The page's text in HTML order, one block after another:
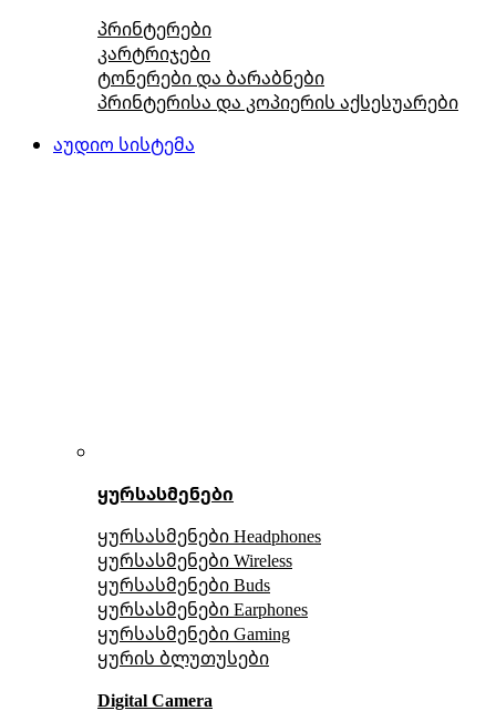
პრინტერები
კარტრიჯები
ტონერები და ბარაბნები
პრინტერისა და კოპიერის აქსესუარები
აუდიო სისტემა
ყურსასმენები
ყურსასმენები Headphones
ყურსასმენები Wireless
ყურსასმენები Buds
ყურსასმენები Earphones
ყურსასმენები Gaming
ყურის ბლუთუსები
Digital Camera